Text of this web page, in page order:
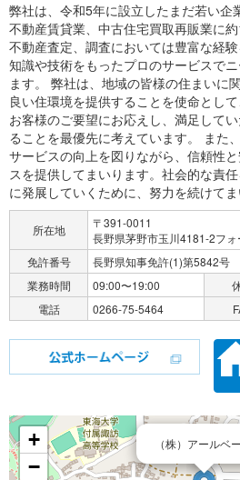
弊社は、令和5年に設立したまだ若い企
不動産賃貸業、中古住宅買取再販業に
不動産査定、調査においては豊富な経
知識や技術をもったプロのサービスで
ます。 弊社は、地域の皆様の住まいに
良い住環境を提供することを使命とし
お客様のご要望にお応えし、満足して
ることを最優先に考えています。 また
サービスの向上を図りながら、信頼性
スを提供してまいります。社会的な責
に発展していくために、努力を続けてま
所在地
〒391-0011
長野県茅野市玉川4181-2フ
免許番号
長野県知事免許(1)第5842号
業務時間
09:00〜19:00
電話
0266-75-5464
（株）アールベ
+
−